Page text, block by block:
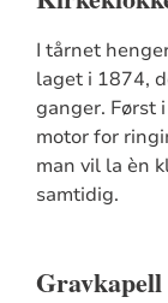
I tårnet
laget i 1874,
ganger. Først
motor for
man vil la èn
samtidig.